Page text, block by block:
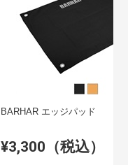
BARHAR エッジパッド
¥3,300（税込）